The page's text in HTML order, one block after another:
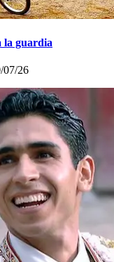
la guardia
07/26